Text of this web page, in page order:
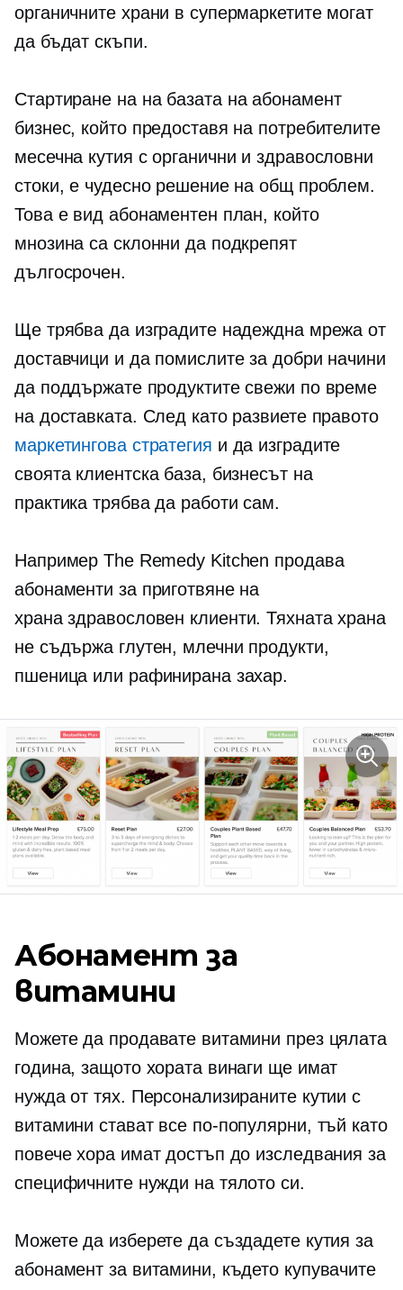
органичните храни в супермаркетите могат
да бъдат скъпи.
Стартиране на на базата на абонамент
бизнес, който предоставя на потребителите
месечна кутия с органични и здравословни
стоки, е чудесно решение на общ проблем.
Това е вид абонаментен план, който
мнозина са склонни да подкрепят
дългосрочен.
Ще трябва да изградите надеждна мрежа от
доставчици и да помислите за добри начини
да поддържате продуктите свежи по време
на доставката. След като развиете правото
маркетингова стратегия и да изградите
своята клиентска база, бизнесът на
практика трябва да работи сам.
Например The Remedy Kitchen продава
абонаменти за приготвяне на
храназдравословен клиенти. Тяхната храна
не съдържа глутен, млечни продукти,
пшеница или рафинирана захар.
Абонамент за
витамини
Можете да продавате витамини през цялата
година, защото хората винаги ще имат
нужда от тях. Персонализираните кутии с
витамини стават все по-популярни, тъй като
повече хора имат достъп до изследвания за
специфичните нужди на тялото си.
Можете да изберете да създадете кутия за
абонамент за витамини, където купувачите